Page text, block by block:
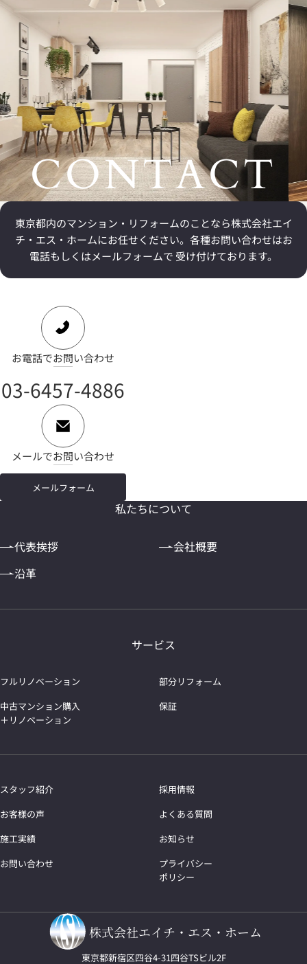
CONTACT
東京都内のマンション・リフォームのことなら株式会社エイ
チ・エス・ホームにお任せください。 各種お問い合わせはお
電話もしくはメールフォームで 受け付けております。
お電話でお問い合わせ
03-6457-4886
メールでお問い合わせ
メールフォーム
私たちについて
代表挨拶
会社概要
沿革
サービス
フルリノベーション
部分リフォーム
中古マンション購入
＋リノベーション
保証
スタッフ紹介
採用情報
お客様の声
よくある質問
施工実績
お知らせ
お問い合わせ
プライバシー
ポリシー
株式会社エイチ・エス・ホーム
東京都新宿区四谷4-31四谷TSビル2F